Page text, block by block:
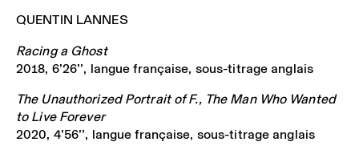
QUENTIN LANNES
Racing a Ghost
2018, 6’26’’, langue française, sous-titrage anglais
The Unauthorized Portrait of F., The Man Who Wanted
to Live Forever
2020, 4’56’’, langue française, sous-titrage anglais